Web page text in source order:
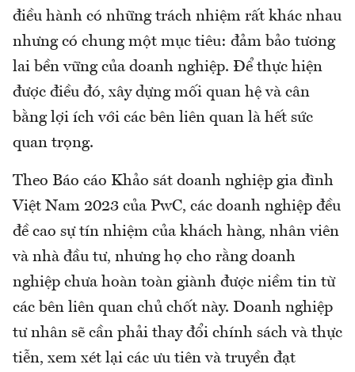
điều hành có những trách nhiệm rất khác nhau
nhưng có chung một mục tiêu: đảm bảo tương
lai bền vững của doanh nghiệp. Để thực hiện
được điều đó, xây dựng mối quan hệ và cân
bằng lợi ích với các bên liên quan là hết sức
quan trọng.
Theo Báo cáo Khảo sát doanh nghiệp gia đình
Việt Nam 2023 của PwC, các doanh nghiệp đều
đề cao sự tín nhiệm của khách hàng, nhân viên
và nhà đầu tư, nhưng họ cho rằng doanh
nghiệp chưa hoàn toàn giành được niềm tin từ
các bên liên quan chủ chốt này. Doanh nghiệp
tư nhân sẽ cần phải thay đổi chính sách và thực
tiễn, xem xét lại các ưu tiên và truyền đạt